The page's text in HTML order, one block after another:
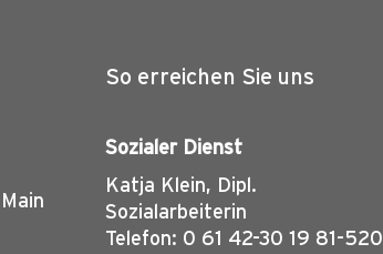
So erreichen Sie uns
Sozialer Dienst
Katja Klein, Dipl.
Sozialarbeiterin
Telefon: 0 61 42-30 19 81-520